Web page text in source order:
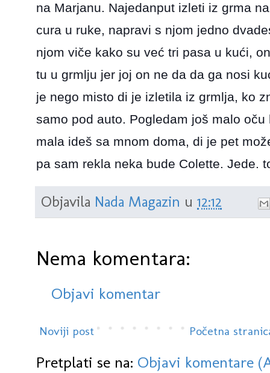
na Marjanu. Najedanput izleti iz grma
cura u ruke, napravi s njom jedno
njom viče kako su već tri pasa u kući,
tu u grmlju jer joj on ne da da ga nosi
je nego misto di je izletila iz grmlja, ko
samo pod auto. Pogledam još malo
mala ideš sa mnom doma, di je pet
pa sam rekla neka bude Colette. Jede.
Objavila Nada Magazin u 12:12
Nema komentara:
Objavi komentar
Noviji post Početna
Pretplati se na: Objavi komentare